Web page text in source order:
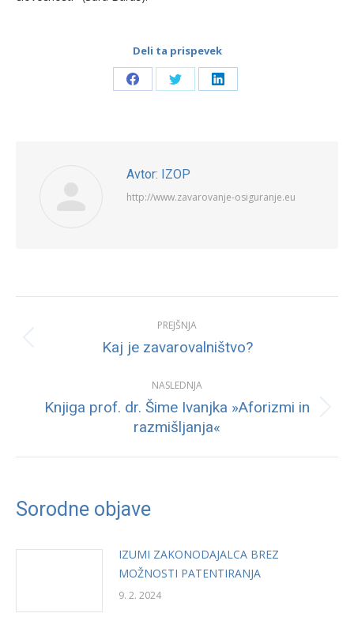
Deli ta prispevek
Share Share Share
Avtor: IZOP
http://www.zavarovanje-osiguranje.eu
navigation
PREJŠNJA
Previous
Kaj je zavarovalništvo?
NASLEDNJA
Next
post:
Knjiga prof. dr. Šime Ivanjka »Aforizmi in
razmišljanja«
Sorodne objave
IZUMI ZAKONODAJALCA BREZ
MOŽNOSTI PATENTIRANJA
9. 2. 2024